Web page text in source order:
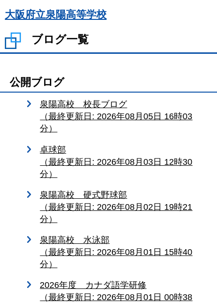
大阪府立泉陽高等学校
ブログ一覧
公開ブログ
泉陽高校 校長ブログ
（最終更新日: 2026年08月05日 16時03
分）
卓球部
（最終更新日: 2026年08月03日 12時30
分）
泉陽高校 硬式野球部
（最終更新日: 2026年08月02日 19時21
分）
泉陽高校 水泳部
（最終更新日: 2026年08月01日 15時40
分）
2026年度 カナダ語学研修
（最終更新日: 2026年08月01日 00時38